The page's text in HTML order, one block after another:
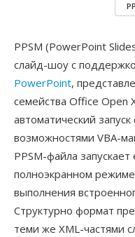
PPSM (PowerPoint
слайд-шоу с
PowerPoint,
семейства Office Open
автоматический
возможностями VBA-
PPSM-файла
полноэкранном
выполнения
Структурно формат
теми же XML-частями